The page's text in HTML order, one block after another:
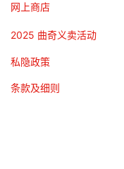
网上商店
2025 曲奇义卖活动
私隐政策
条款及细则